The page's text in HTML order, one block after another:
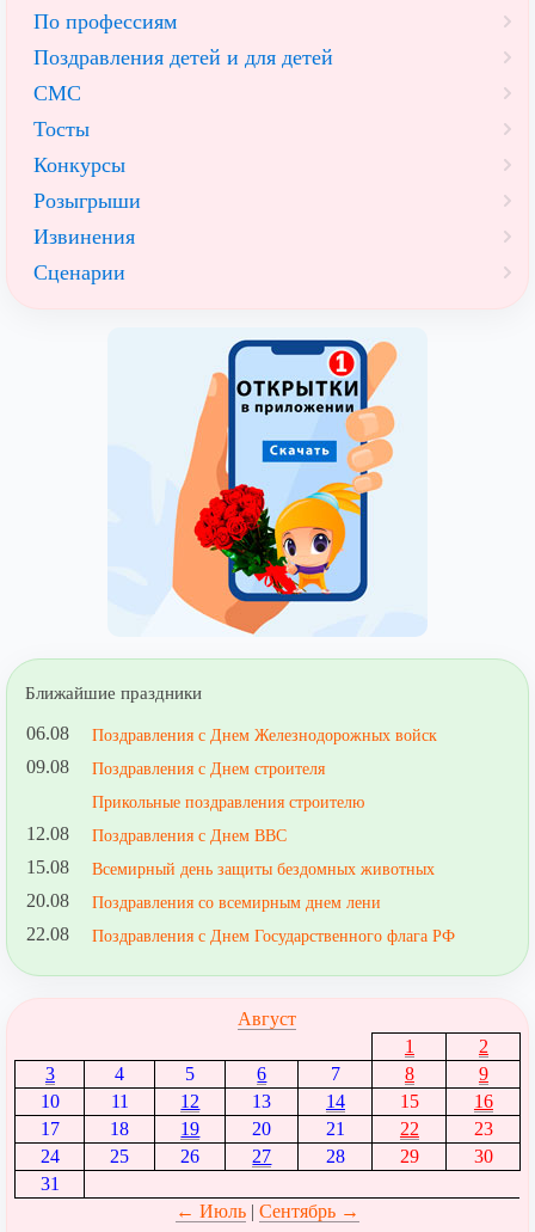
По профессиям
Поздравления детей и для детей
СМС
Тосты
Конкурсы
Розыгрыши
Извинения
Сценарии
Ближайшие праздники
06.08 Поздравления с Днем Железнодорожных войск
09.08
Поздравления с Днем строителя
Прикольные поздравления строителю
12.08 Поздравления с Днем ВВС
15.08 Всемирный день защиты бездомных животных
20.08 Поздравления со всемирным днем лени
22.08 Поздравления с Днем Государственного флага РФ
Август
1
2
3
4 5 6 7 8
9
10
11 12 13 14 15
16
17
18 19 20 21 22
23
24
25 26 27 28 29
30
31
← Июль| Сентябрь →